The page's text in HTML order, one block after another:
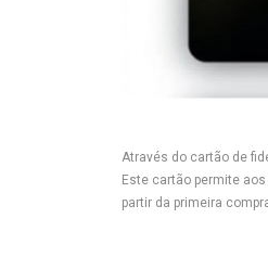
Através do cartão de
Este cartão permite
partir da primeira